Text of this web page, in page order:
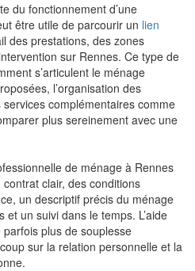
du fonctionnement d’une
être utile de parcourir un lien
des prestations, des zones
sur Rennes. Ce type de
s’articulent le ménage
l’organisation des
complémentaires comme
plus sereinement avec une
de ménage à Rennes
clair, des conditions
un descriptif précis du ménage
un suivi dans le temps. L’aide
plus de souplesse
sur la relation personnelle et la